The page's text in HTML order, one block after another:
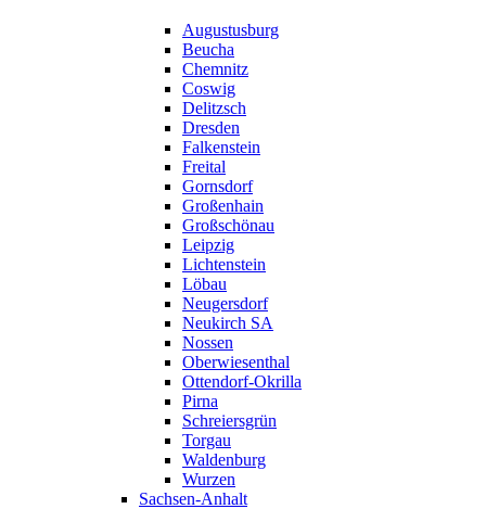
Augustusburg
Beucha
Chemnitz
Coswig
Delitzsch
Dresden
Falkenstein
Freital
Gornsdorf
Großenhain
Großschönau
Leipzig
Lichtenstein
Löbau
Neugersdorf
Neukirch SA
Nossen
Oberwiesenthal
Ottendorf-Okrilla
Pirna
Schreiersgrün
Torgau
Waldenburg
Wurzen
Sachsen-Anhalt